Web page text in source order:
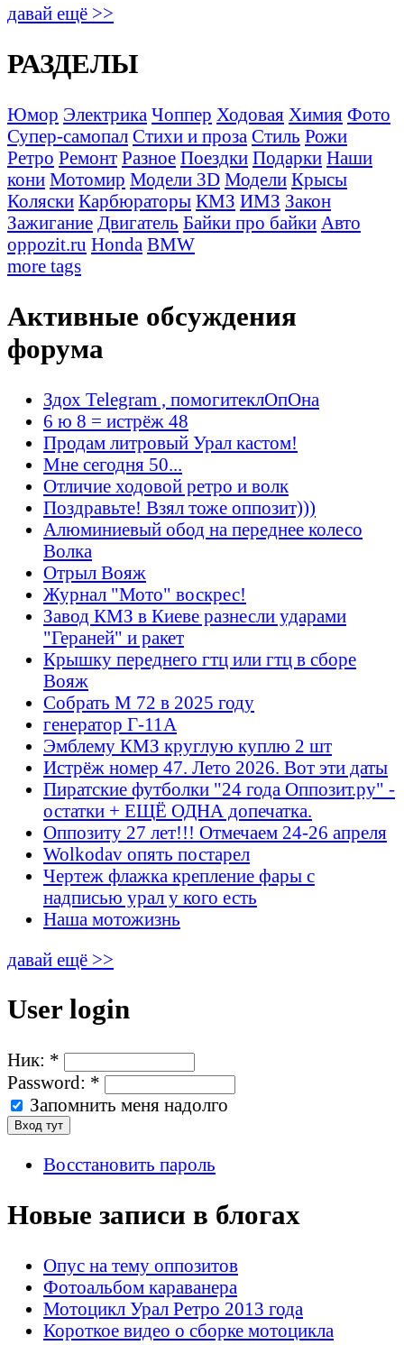
давай ещё >>
РАЗДЕЛЫ
Юмор Электрика Чоппер Ходовая Химия Фото
Супер-самопал Стихи и проза Стиль Рожи
Ретро Ремонт Разное Поездки Подарки Наши
кони Мотомир Модели 3D Модели Крысы
Коляски Карбюраторы КМЗ ИМЗ Закон
Зажигание Двигатель Байки про байки Авто
oppozit.ru Honda BMW
more tags
Активные обсуждения
форума
Здох Telegram , помогитеклОпОна
6 ю 8 = истрёж 48
Продам литровый Урал кастом!
Мне сегодня 50...
Отличие ходовой ретро и волк
Поздравьте! Взял тоже оппозит)))
Алюминиевый обод на переднее колесо
Волка
Отрыл Вояж
Журнал "Мото" воскрес!
Завод КМЗ в Киеве разнесли ударами
"Гераней" и ракет
Крышку переднего гтц или гтц в сборе
Вояж
Собрать М 72 в 2025 году
генератор Г-11А
Эмблему КМЗ круглую куплю 2 шт
Истрёж номер 47. Лето 2026. Вот эти даты
Пиратские футболки "24 года Оппозит.ру" -
остатки + ЕЩЁ ОДНА допечатка.
Оппозиту 27 лет!!! Отмечаем 24-26 апреля
Wolkodav опять постарел
Чертеж флажка крепление фары с
надписью урал у кого есть
Наша мотожизнь
давай ещё >>
User login
Ник: *
Password: *
Запомнить меня надолго
Восстановить пароль
Новые записи в блогах
Опус на тему оппозитов
Фотоальбом караванера
Мотоцикл Урал Ретро 2013 года
Короткое видео о сборке мотоцикла